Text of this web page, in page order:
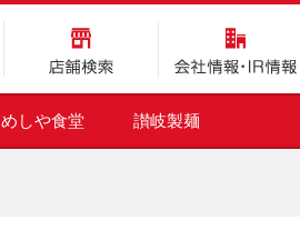
店舗検索 会社情報・IR情報
めしや食堂 讃岐製麺